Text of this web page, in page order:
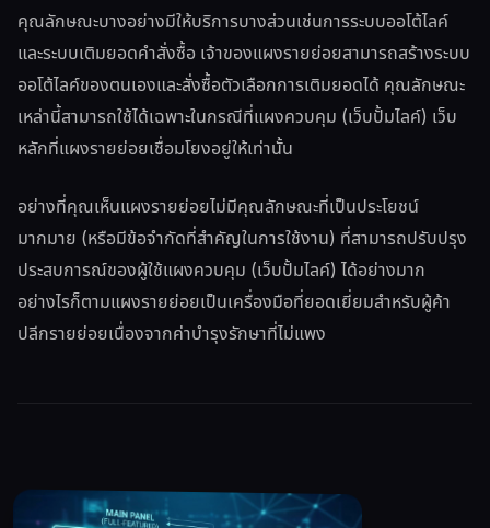
คุณลักษณะบางอย่างมีให้บริการบางส่วนเช่นการระบบออโต้ไลค์
และระบบเติมยอดคำสั่งซื้อ เจ้าของแผงรายย่อยสามารถสร้างระบบ
ออโต้ไลค์ของตนเองและสั่งซื้อตัวเลือกการเติมยอดได้ คุณลักษณะ
เหล่านี้สามารถใช้ได้เฉพาะในกรณีที่แผงควบคุม (เว็บปั้มไลค์) เว็บ
หลักที่แผงรายย่อยเชื่อมโยงอยู่ให้เท่านั้น
อย่างที่คุณเห็นแผงรายย่อยไม่มีคุณลักษณะที่เป็นประโยชน์
มากมาย (หรือมีข้อจำกัดที่สำคัญในการใช้งาน) ที่สามารถปรับปรุง
ประสบการณ์ของผู้ใช้แผงควบคุม (เว็บปั้มไลค์) ได้อย่างมาก
อย่างไรก็ตามแผงรายย่อยเป็นเครื่องมือที่ยอดเยี่ยมสำหรับผู้ค้า
ปลีกรายย่อยเนื่องจากค่าบำรุงรักษาที่ไม่แพง